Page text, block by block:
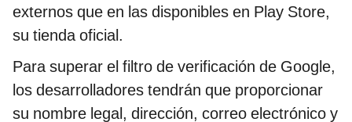
externos que en las disponibles en Play Store,
su tienda oficial.
Para superar el filtro de verificación de Google,
los desarrolladores tendrán que proporcionar
su nombre legal, dirección, correo electrónico y